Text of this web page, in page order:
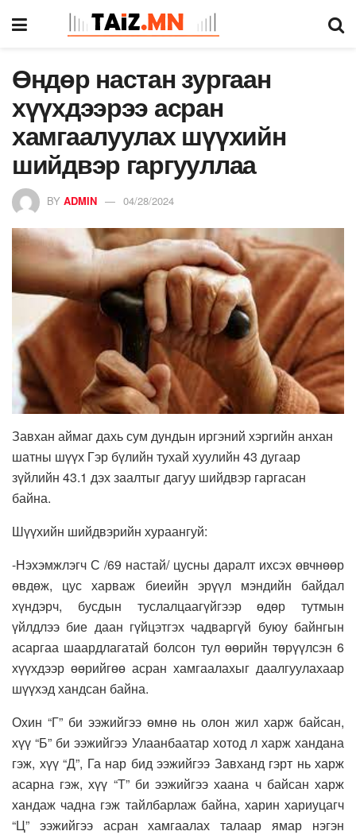
Өндөр настан зургаан
хүүхдээрээ асран
хамгаалуулах шүүхийн
шийдвэр гаргууллаа
BY ADMIN 04/28/2024
Завхан аймаг дахь сум дундын иргэний хэргийн анхан
шатны шүүх Гэр бүлийн тухай хуулийн 43 дугаар
зүйлийн 43.1 дэх заалтыг дагуу шийдвэр гаргасан
байна.
Шүүхийн шийдвэрийн хураангуй:
-Нэхэмжлэгч С /69 настай/ цусны даралт ихсэх өвчнөөр
өвдөж, цус харваж биеийн эрүүл мэндийн байдал
хүндэрч, бусдын туслалцаагүйгээр өдөр тутмын
үйлдлээ бие даан гүйцэтгэх чадваргүй буюу байнгын
асаргаа шаардлагатай болсон тул өөрийн төрүүлсэн 6
хүүхдээр өөрийгөө асран хамгаалахыг даалгуулахаар
шүүхэд хандсан байна.
Охин “Г” би ээжийгээ өмнө нь олон жил харж байсан,
хүү “Б” би ээжийгээ Улаанбаатар хотод л харж хандана
гэж, хүү “Д”, Га нар бид ээжийгээ Завханд гэрт нь харж
асарна гэж, хүү “Т” би ээжийгээ хаана ч байсан харж
хандаж чадна гэж тайлбарлаж байна, харин хариуцагч
“Ц” ээжийгээ асран хамгаалах талаар ямар нэгэн